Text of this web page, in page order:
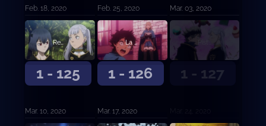
Feb. 18, 2020 Feb. 25, 2020 Mar. 03, 2020
1 - 125
Regreso a casa
Mar. 10, 2020
1 - 126
La confesión de la Rosa Azul
Mar. 17, 2020
1 - 127